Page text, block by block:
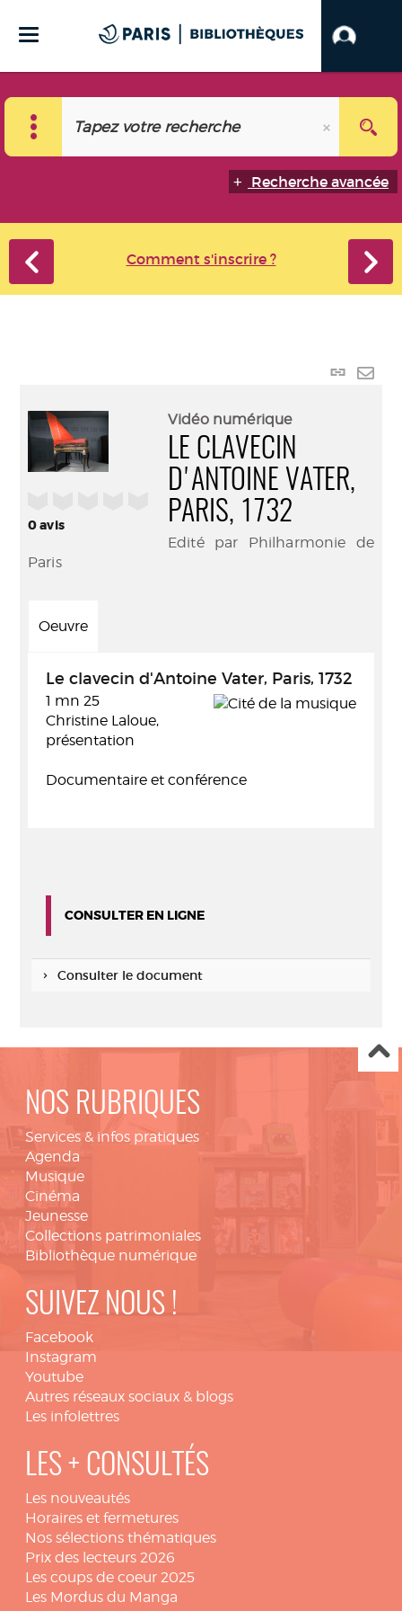
Recherche avancée
Comment s'inscrire ?
Lien
0avis
Vidéo numérique
LE CLAVECIN
D'ANTOINE VATER,
PARIS, 1732
Edité par Philharmonie de
Paris
Oeuvre
Le clavecin d'Antoine Vater, Paris, 1732
1 mn 25
Christine Laloue,
présentation
Documentaire et conférence
CONSULTER EN LIGNE
Consulter le document
NOS RUBRIQUES
Services & infos pratiques
Agenda
Musique
Cinéma
Jeunesse
Collections patrimoniales
Bibliothèque numérique
SUIVEZ NOUS !
Facebook
Instagram
Youtube
Autres réseaux sociaux & blogs
Les infolettres
LES + CONSULTÉS
Les nouveautés
Horaires et fermetures
Nos sélections thématiques
Prix des lecteurs 2026
Les coups de coeur 2025
Les Mordus du Manga